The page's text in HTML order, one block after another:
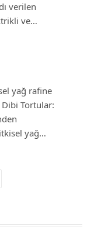
verilen
ve…
yağ rafine
Dibi Tortular:
yağ…